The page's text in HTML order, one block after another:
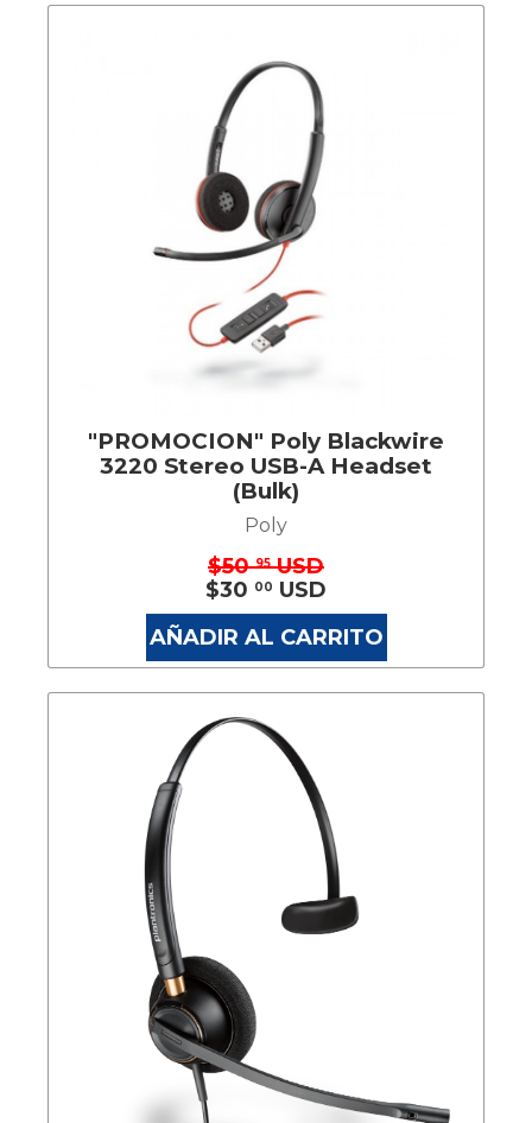
"PROMOCION" Poly Blackwire
3220 Stereo USB-A Headset
(Bulk)
Poly
$5095USD
$30 00 USD
AÑADIR AL CARRITO